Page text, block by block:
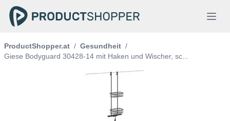
ProductShopper.at / Gesundheit /
Giese Bodyguard 30428-14 mit Haken und Wischer, sc...